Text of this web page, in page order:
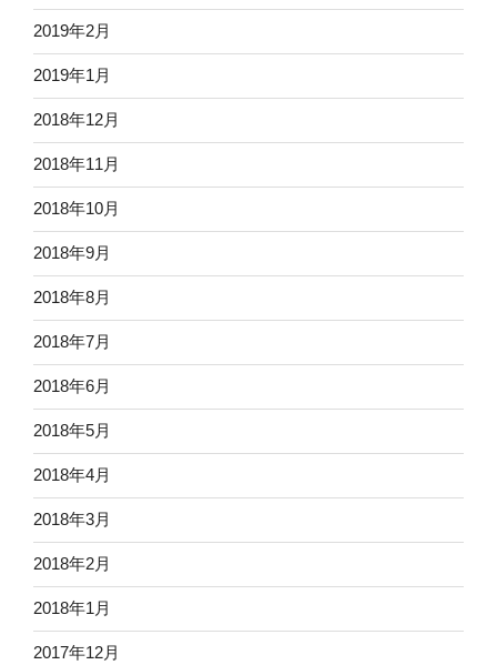
2019年2月
2019年1月
2018年12月
2018年11月
2018年10月
2018年9月
2018年8月
2018年7月
2018年6月
2018年5月
2018年4月
2018年3月
2018年2月
2018年1月
2017年12月